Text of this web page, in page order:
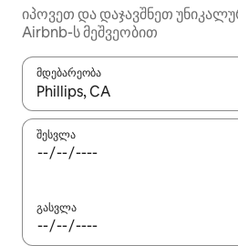
იპოვეთ და დაჯავშნეთ
Airbnb-ს მეშვეობით
მდებარეობა
როცა შედეგები ხელმისაწვდომი
შესვლა
გასვლა